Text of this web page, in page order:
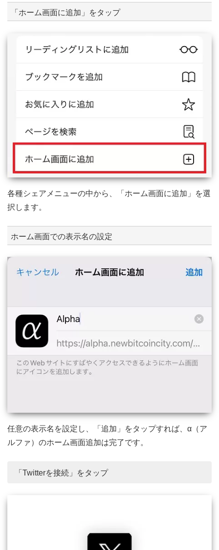
「ホーム画面に追加」をタップ
各種シェアメニューの中から、「ホーム画面に追加」を選
択します。
ホーム画面での表示名の設定
任意の表示名を設定し、「追加」をタップすれば、α（ア
ルファ）のホーム画面追加は完了です。
「Twitterを接続」をタップ